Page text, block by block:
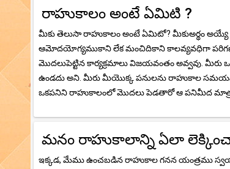
రాహుకాలం అంటే ఏమిటి ?
మీకు తెలుసా రాహుకాలం అంటే ఏమిటో? మీకుఅర్థం అయ్యే
ఆమోదయోగ్యముకాని లేక మంచిదికాని కాలవ్యవధిగా
మొదలుపెట్టిన కార్యక్రమాలు విజయవంతం అవ్వవు. మీరు
ఉండదు అని. మీరు మీయొక్క పనులను రాహుకాల
ఒకపనిని రాహుకాలంలో మొదలు పెడతారో ఆ పనిమీద
మనం రాహుకాలాన్ని ఏలా
ఇక్కడ, మేము ఉంచబడిన రాహుకాల గనన యంత్రము